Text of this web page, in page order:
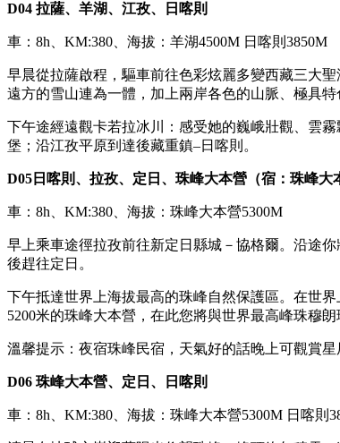
D04 拉薩、羊湖、江孜、日喀則
車：8h、KM:380、海拔：羊湖4500M 日喀則3850M
早晨從拉薩啟程，驅車前往色彩炫麗多變西藏三大
遠方的雪山連為一體，加上兩岸各色的山脈、極具
下午途經遠觀卡若拉冰川：感受她的巍峨壯觀、雲
堡；沿江孜平原到達後藏重鎮–日喀則。
D05 日喀則、拉孜、定日、珠峰大本營（宿：珠峰大
車：8h、KM:380、海拔：珠峰大本營5300M
早上乘車途徑拉孜前往新定日縣城－協格爾。沿途
後趕往定日。
下午抵達世界上海拔最高的珠峰自然保護區。在世
5200米的珠峰大本營，在此您將與世界最高峰珠穆
溫馨提示：夜宿珠峰民宿，天氣好的話晚上可觀賞
D06 珠峰大本營、定日、日喀則
車：8h、KM:380、海拔：珠峰大本營5300M 日喀則